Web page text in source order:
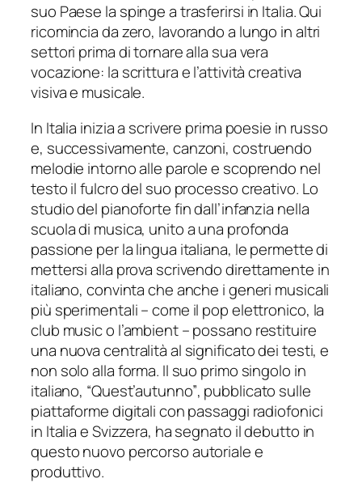
suo Paese la spinge a trasferirsi in Italia. Qui
ricomincia da zero, lavorando a lungo in altri
settori prima di tornare alla sua vera
vocazione: la scrittura e l’attività creativa
visiva e musicale.
In Italia inizia a scrivere prima poesie in russo
e, successivamente, canzoni, costruendo
melodie intorno alle parole e scoprendo nel
testo il fulcro del suo processo creativo. Lo
studio del pianoforte fin dall’infanzia nella
scuola di musica, unito a una profonda
passione per la lingua italiana, le permette di
mettersi alla prova scrivendo direttamente in
italiano, convinta che anche i generi musicali
più sperimentali – come il pop elettronico, la
club music o l’ambient – possano restituire
una nuova centralità al significato dei testi, e
non solo alla forma. Il suo primo singolo in
italiano, “Quest’autunno”, pubblicato sulle
piattaforme digitali con passaggi radiofonici
in Italia e Svizzera, ha segnato il debutto in
questo nuovo percorso autoriale e
produttivo.